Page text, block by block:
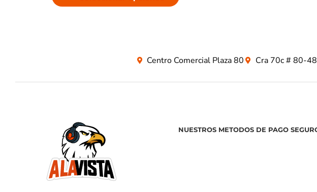
Centro Comercial Plaza 80 Cra 70c # 80-
NUESTROS METODOS DE PAGO